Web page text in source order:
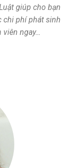
giúp cho bạn
chi phí phát sinh
ngay…